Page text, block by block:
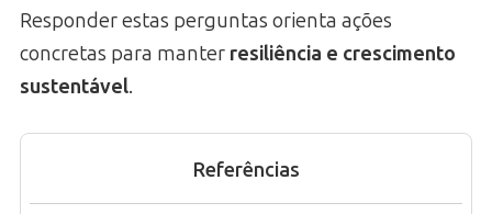
Responder estas perguntas orienta ações
concretas para manter resiliência e crescimento
sustentável.
Referências